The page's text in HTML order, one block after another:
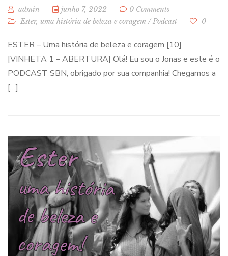
admin junho 7, 2022
0 Comments
Ester, uma história de beleza e coragem /Podcast 0
ESTER – Uma história de beleza e coragem [10]
[VINHETA 1 – ABERTURA] Olá! Eu sou o Jonas e este é o
PODCAST SBN, obrigado por sua companhia! Chegamos a
[…]